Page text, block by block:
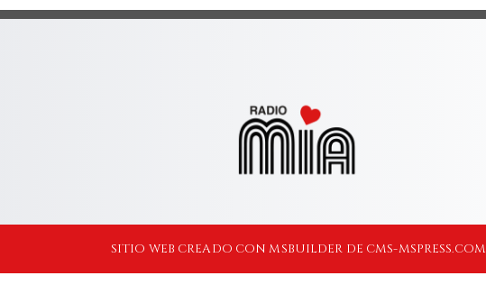
SITIO WEB CREADO CON MSBUILDER DE CMS-MSPRESS.COM